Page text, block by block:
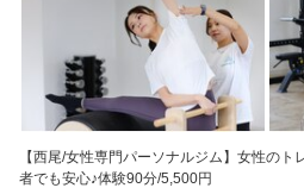
【西尾/女性専門パーソナルジム】女性の
者でも安心♪体験90分/5,500円